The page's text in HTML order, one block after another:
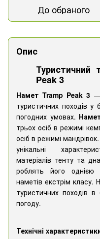
До обраного
Опис
Туристичний
Peak 3
Намет Tramp Peak 3
туристичних походів у
погодних умовах.
трьох осіб в режимі
осіб в режимі мандрівок.
унікальні
матеріалів тенту та
роблять його
наметів екстрім класу.
туристичних походів
погоду.
Технічні